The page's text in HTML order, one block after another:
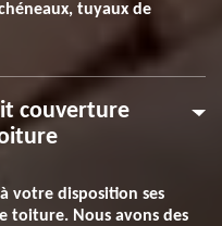
tuyaux de
couverture
votre disposition ses
toiture. Nous avons des